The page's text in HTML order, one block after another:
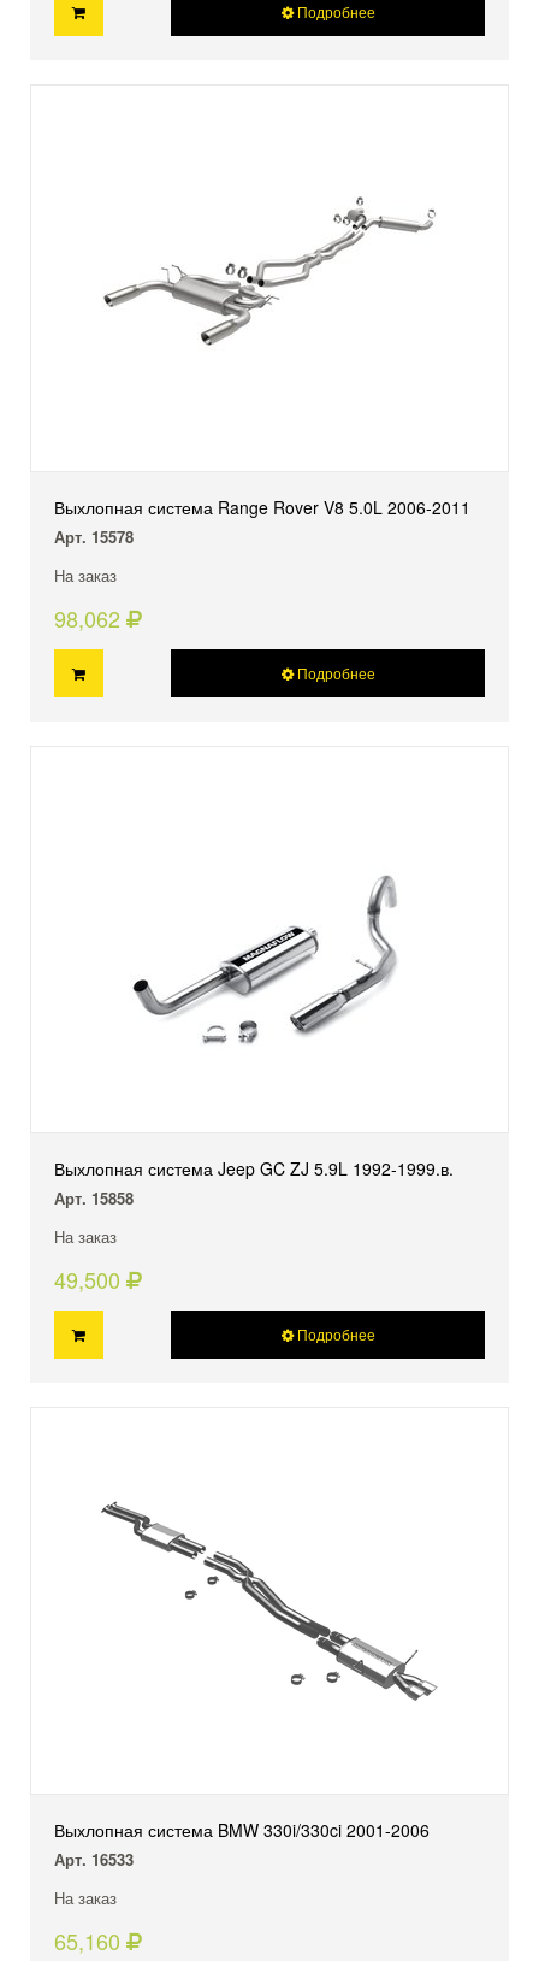
Подробнее
Выхлопная система Range Rover V8 5.0L 2006-2011
Арт. 15578
На заказ
98,062
Подробнее
Выхлопная система Jeep GC ZJ 5.9L 1992-1999.в.
Арт. 15858
На заказ
49,500
Подробнее
Выхлопная система BMW 330i/330ci 2001-2006
Арт. 16533
На заказ
65,160